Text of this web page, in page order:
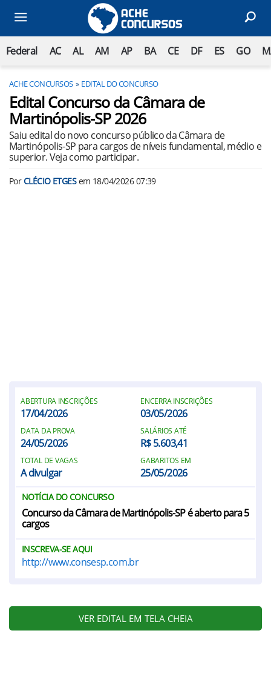
Federal AC AL AM AP BA CE DF ES GO
ACHE CONCURSOS EDITAL DO CONCURSO
Edital Concurso da Câmara de
Martinópolis-SP 2026
Saiu edital do novo concurso público da Câmara de
Martinópolis-SP para cargos de níveis fundamental, médio e
superior. Veja como participar.
PorCLÉCIO ETGESem 18/04/2026 07:39
ABERTURA INSCRIÇÕES
17/04/2026
ENCERRA INSCRIÇÕES
03/05/2026
DATA DA PROVA
24/05/2026
SALÁRIOS ATÉ
R$ 5.603,41
TOTAL DE VAGAS
A divulgar
GABARITOS EM
25/05/2026
NOTÍCIA DO CONCURSO
Concurso da Câmara de Martinópolis-SP é aberto para 5
cargos
INSCREVA-SE AQUI
http://www.consesp.com.br
VER EDITAL EM TELA CHEIA